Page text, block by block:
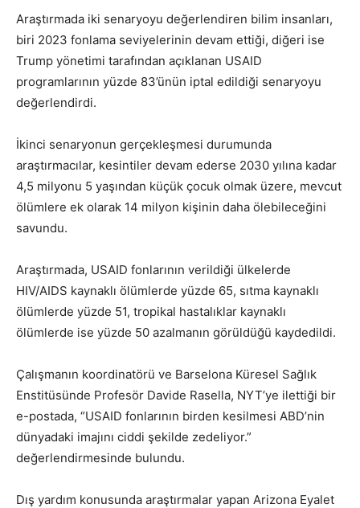
Araştırmada iki senaryoyu değerlendiren bilim insanları,
biri 2023 fonlama seviyelerinin devam ettiği, diğeri ise
Trump yönetimi tarafından açıklanan USAID
programlarının yüzde 83’ünün iptal edildiği senaryoyu
değerlendirdi.
İkinci senaryonun gerçekleşmesi durumunda
araştırmacılar, kesintiler devam ederse 2030 yılına kadar
4,5 milyonu 5 yaşından küçük çocuk olmak üzere, mevcut
ölümlere ek olarak 14 milyon kişinin daha ölebileceğini
savundu.
Araştırmada, USAID fonlarının verildiği ülkelerde
HIV/AIDS kaynaklı ölümlerde yüzde 65, sıtma kaynaklı
ölümlerde yüzde 51, tropikal hastalıklar kaynaklı
ölümlerde ise yüzde 50 azalmanın görüldüğü kaydedildi.
Çalışmanın koordinatörü ve Barselona Küresel Sağlık
Enstitüsünde Profesör Davide Rasella, NYT’ye ilettiği bir
e-postada, “USAID fonlarının birden kesilmesi ABD’nin
dünyadaki imajını ciddi şekilde zedeliyor.”
değerlendirmesinde bulundu.
Dış yardım konusunda araştırmalar yapan Arizona Eyalet